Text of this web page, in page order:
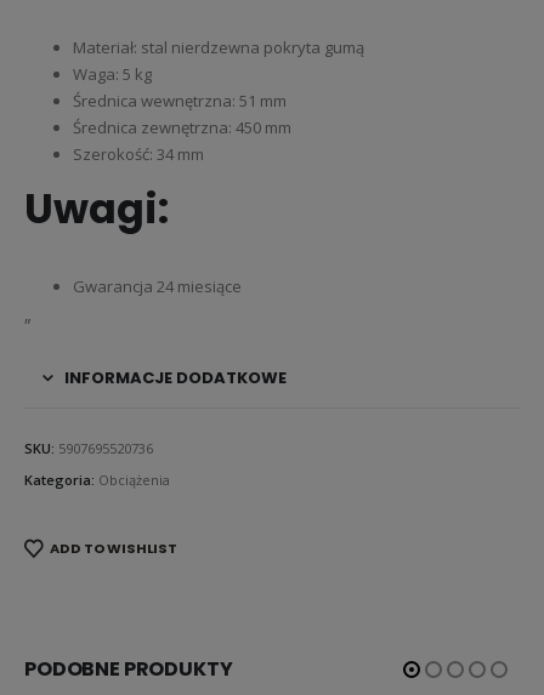
Materiał: stal nierdzewna pokryta gumą
Waga: 5 kg
Średnica wewnętrzna: 51 mm
Średnica zewnętrzna: 450 mm
Szerokość: 34 mm
Uwagi:
Gwarancja 24 miesiące
„
INFORMACJE DODATKOWE
SKU: 5907695520736
Kategoria: Obciążenia
ADD TO WISHLIST
PODOBNE PRODUKTY